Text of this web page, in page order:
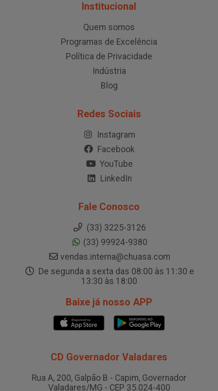
Institucional
Quem somos
Programas de Excelência
Política de Privacidade
Indústria
Blog
Redes Sociais
Instagram
Facebook
YouTube
LinkedIn
Fale Conosco
(33) 3225-3126
(33) 99924-9380
vendas.interna@chuasa.com
De segunda a sexta das 08:00 às 11:30 e
13:30 às 18:00
Baixe já nosso APP
CD Governador Valadares
Rua A, 200, Galpão B - Capim, Governador
Valadares/MG - CEP 35.024-400